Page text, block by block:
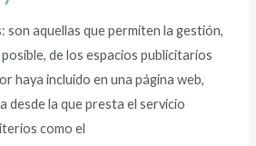
son aquellas que permiten la gestión,
de los espacios publicitarios
haya incluido en una página web,
desde la que presta el servicio
como el